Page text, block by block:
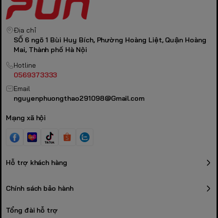
Pin
8000mAh
Phụ kiện đi kèm
Kê tay Acrylic, Cáp, Receiver, Switch Puller
Địa chỉ
SỐ 6 ngõ 1 Bùi Huy Bích, Phường Hoàng Liệt, Quận Hoàng
Mai, Thành phố Hà Nội
Hotline
0569373333
Email
nguyenphuongthao291098@Gmail.com
Mạng xã hội
Hỗ trợ khách hàng
Chính sách bảo hành
Tổng đài hỗ trợ